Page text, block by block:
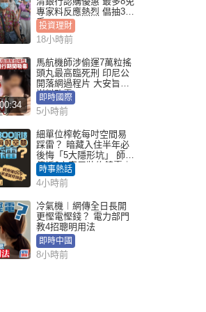
專家料反應熱烈 倡抽30
手
投資理財
18小時前
00:34
馬航機師涉偷運7萬粒搖
頭丸最高臨死刑 印尼公
開落網過程片 大安旨意
豈料敗露
即時國際
5小時前
細單位榨乾每吋空間易
踩雷？ 暗藏入住半年必
後悔「5大隱形坑」 師傅
傳授6字家居裝修錦囊｜
Juicy叮
時事熱話
4小時前
冷氣機︱網傳全日長開
更慳電慳錢？ 電力部門
教4招聰明用法
即時中國
8小時前